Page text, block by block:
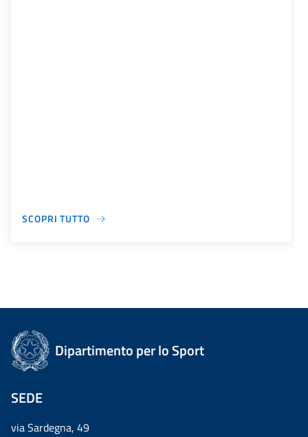
SCOPRI TUTTO
Dipartimento per lo Sport
SEDE
via Sardegna, 49